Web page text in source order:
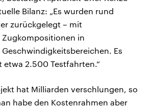
Bilanz: „Es wurden rund
zurückgelegt – mit
in
Es
etwa 2.500 Testfahrten.“
hat Milliarden verschlungen, so
habe den Kostenrahmen aber